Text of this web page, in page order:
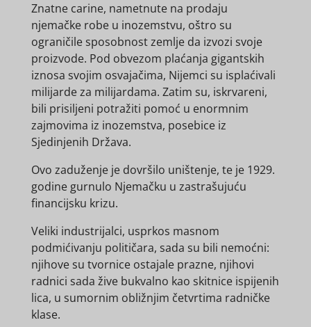
Znatne carine, nametnute na prodaju
njemačke robe u inozemstvu, oštro su
ograničile sposobnost zemlje da izvozi svoje
proizvode. Pod obvezom plaćanja gigantskih
iznosa svojim osvajačima, Nijemci su isplaćivali
milijarde za milijardama. Zatim su, iskrvareni,
bili prisiljeni potražiti pomoć u enormnim
zajmovima iz inozemstva, posebice iz
Sjedinjenih Država.
Ovo zaduženje je dovršilo uništenje, te je 1929.
godine gurnulo Njemačku u zastrašujuću
financijsku krizu.
Veliki industrijalci, usprkos masnom
podmićivanju političara, sada su bili nemoćni:
njihove su tvornice ostajale prazne, njihovi
radnici sada žive bukvalno kao skitnice ispijenih
lica, u sumornim obližnjim četvrtima radničke
klase.